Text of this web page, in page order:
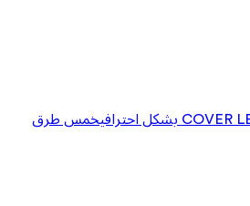
خمس طرق